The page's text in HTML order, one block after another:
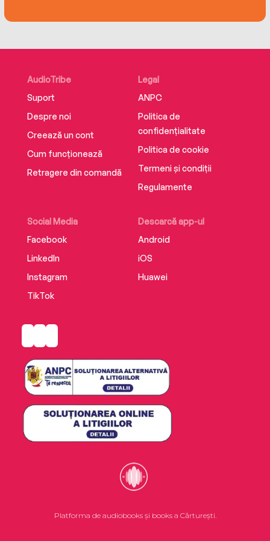
AudioTribe
Suport
Despre noi
Creează un cont
Cum funcționează
Retragere din comandă
Social Media
Facebook
LinkedIn
Instagram
TikTok
Descarcă app-ul
Android
iOS
Huawei
Legal
ANPC
Politica de
confidențialitate
Politica de cookie
Termeni și condiții
Regulamente
Platforma de audiobooks și books a Cărturești.